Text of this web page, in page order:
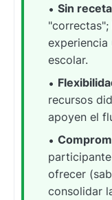
Sin
"correctas";
escolar.
recursos
apoyen el
ofrecer
consolidar